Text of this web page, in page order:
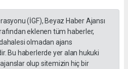
(İGF), Beyaz Haber Ajansı
eklenen tüm haberler,
olmadan ajans
Bu haberlerde yer alan hukuki
olup sitemizin hiç bir